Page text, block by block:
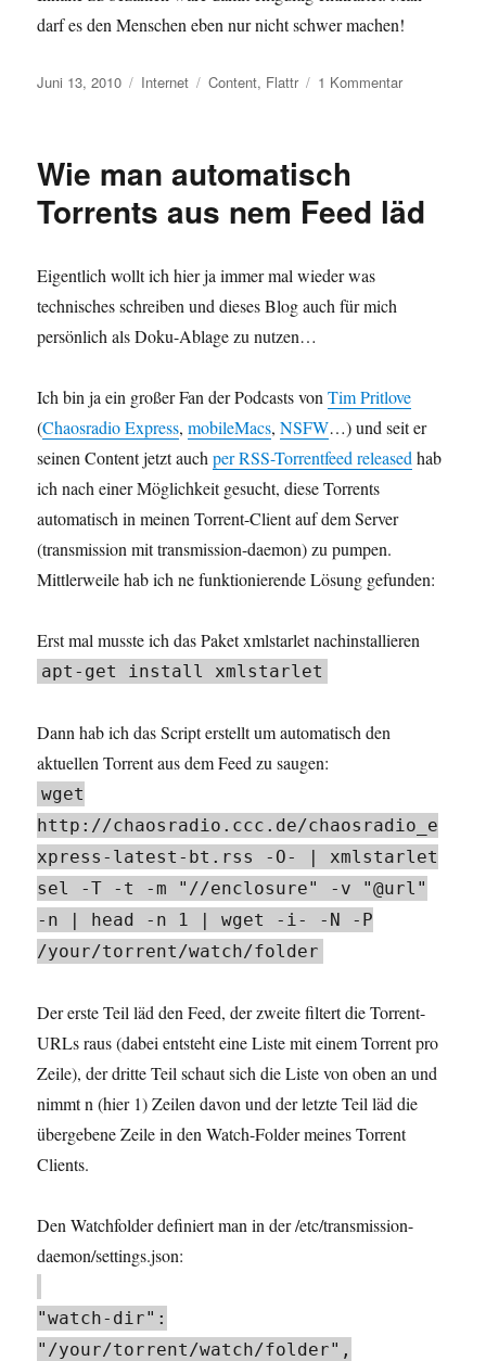
darf es den Menschen eben nur nicht schwer machen!
Veröffentlicht
Juni 13, 2010 Kategorien
Internet Schlagwörter
Content, Flattr 1 Kommentarzu
Wie man automatisch
Torrents aus nem Feed läd
Eigentlich wollt ich hier ja immer mal wieder was
technisches schreiben und dieses Blog auch für mich
persönlich als Doku-Ablage zu nutzen…
Ich bin ja ein großer Fan der Podcasts vonTim Pritlove
(Chaosradio Express,mobileMacs,NSFW…) und seit er
seinen Content jetzt auchper RSS-Torrentfeed released hab
ich nach einer Möglichkeit gesucht, diese Torrents
automatisch in meinen Torrent-Client auf dem Server
(transmission mit transmission-daemon) zu pumpen.
Mittlerweile hab ich ne funktionierende Lösung gefunden:
Erst mal musste ich das Paket xmlstarlet nachinstallieren
apt-get install xmlstarlet
Dann hab ich das Script erstellt um automatisch den
aktuellen Torrent aus dem Feed zu saugen:
wget
http://chaosradio.ccc.de/chaosradio_e
xpress-latest-bt.rss -O- | xmlstarlet
sel -T -t -m "//enclosure" -v "@url"
-n | head -n 1 | wget -i- -N -P
/your/torrent/watch/folder
Der erste Teil läd den Feed, der zweite filtert die Torrent-
URLs raus (dabei entsteht eine Liste mit einem Torrent pro
Zeile), der dritte Teil schaut sich die Liste von oben an und
nimmt n (hier 1) Zeilen davon und der letzte Teil läd die
übergebene Zeile in den Watch-Folder meines Torrent
Clients.
Den Watchfolder definiert man in der /etc/transmission-
daemon/settings.json:
"watch-dir":
"/your/torrent/watch/folder",